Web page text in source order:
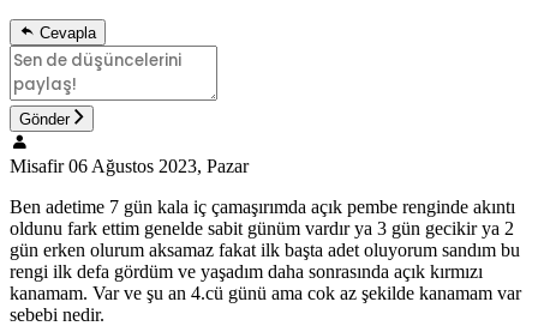
Cevapla
Gönder
Misafir 06 Ağustos 2023, Pazar
Ben adetime 7 gün kala iç çamaşırımda açık pembe renginde akıntı
oldunu fark ettim genelde sabit günüm vardır ya 3 gün gecikir ya 2
gün erken olurum aksamaz fakat ilk başta adet oluyorum sandım bu
rengi ilk defa gördüm ve yaşadım daha sonrasında açık kırmızı
kanamam. Var ve şu an 4.cü günü ama cok az şekilde kanamam var
sebebi nedir.